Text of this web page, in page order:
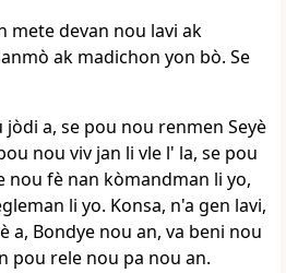
mete devan nou lavi ak
ak madichon yon bò. Se
a, se pou nou renmen Seyè
nou viv jan li vle l' la, se pou
nou fè nan kòmandman li yo,
li yo. Konsa, n'a gen lavi,
a, Bondye nou an, va beni nou
pou rele nou pa nou an.